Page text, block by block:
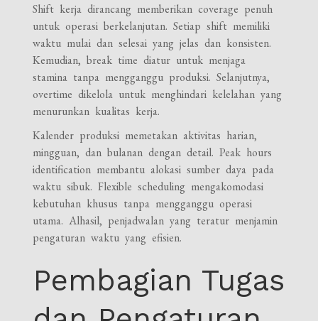
Shift kerja dirancang memberikan coverage penuh
untuk operasi berkelanjutan. Setiap shift memiliki
waktu mulai dan selesai yang jelas dan konsisten.
Kemudian, break time diatur untuk menjaga
stamina tanpa mengganggu produksi. Selanjutnya,
overtime dikelola untuk menghindari kelelahan yang
menurunkan kualitas kerja.
Kalender produksi memetakan aktivitas harian,
mingguan, dan bulanan dengan detail. Peak hours
identification membantu alokasi sumber daya pada
waktu sibuk. Flexible scheduling mengakomodasi
kebutuhan khusus tanpa mengganggu operasi
utama. Alhasil, penjadwalan yang teratur menjamin
pengaturan waktu yang efisien.
Pembagian Tugas